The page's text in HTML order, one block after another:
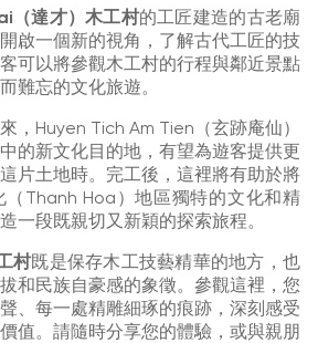
（達才）木工村的工匠建造的古老廟
啟一個新的視角，了解古代工匠的技
可以將參觀木工村的行程與鄰近景點
難忘的文化旅遊。
，Huyen Tich Am Tien（玄跡庵仙）
的新文化目的地，有望為遊客提供更
片土地時。完工後，這裡將有助於將
Thanh Hoa）地區獨特的文化和精
一段既親切又新穎的探索旅程。
村既是保存木工技藝精華的地方，也
和民族自豪感的象徵。參觀這裡，您
、每一處精雕細琢的痕跡，深刻感受
值。請隨時分享您的體驗，或與親朋